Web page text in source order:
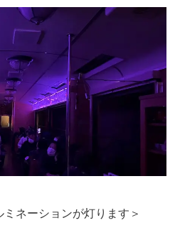
ネーションが灯ります＞